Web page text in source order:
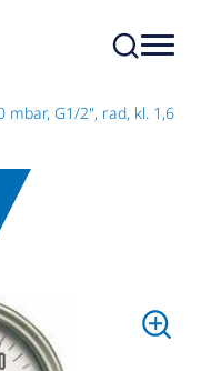
mbar, G1/2", rad, kl. 1,6